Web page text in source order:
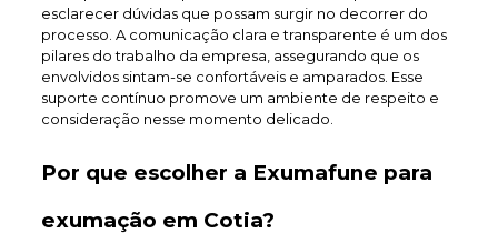
esclarecer dúvidas que possam surgir no decorrer do
processo. A comunicação clara e transparente é um dos
pilares do trabalho da empresa, assegurando que os
envolvidos sintam-se confortáveis e amparados. Esse
suporte contínuo promove um ambiente de respeito e
consideração nesse momento delicado.
Por que escolher a Exumafune para
exumação em Cotia?